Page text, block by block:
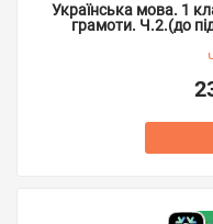
Українська мова. 1
грамоти. Ч.2.(до